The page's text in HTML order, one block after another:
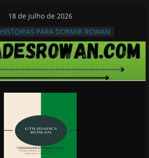
18 de julho de 2026
HISTORIAS PARA DORMIR ROWAN